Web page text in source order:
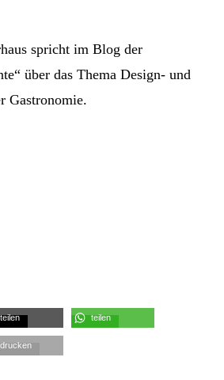
spricht im Blog der
über das Thema Design- und
Gastronomie.
teilen teilen
drucken